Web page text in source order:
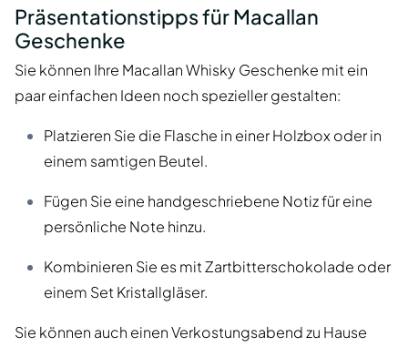
Präsentationstipps für Macallan
Geschenke
Sie können Ihre Macallan Whisky Geschenke mit ein
paar einfachen Ideen noch spezieller gestalten:
Platzieren Sie die Flasche in einer Holzbox oder in
einem samtigen Beutel.
Fügen Sie eine handgeschriebene Notiz für eine
persönliche Note hinzu.
Kombinieren Sie es mit Zartbitterschokolade oder
einem Set Kristallgläser.
Sie können auch einen Verkostungsabend zu Hause